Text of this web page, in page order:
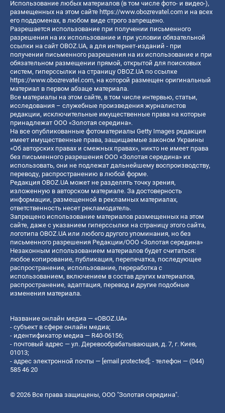
Использование любых материалов (в том числе фото- и видео-),
размещенных на этом сайте https://www.obozrevatel.com и на всех
его поддоменах, в любом виде строго запрещено.
Разрешается использование при получении письменного
разрешения на их использование и при условии обязательной
ссылки на сайт OBOZ.UA, а для интернет-изданий - при
получении письменного разрешения на их использование и при
обязательном размещении прямой, открытой для поисковых
систем, гиперссылки на страницу OBOZ.UA по ссылке
https://www.obozrevatel.com, на которой размещен оригинальный
материал в первом абзаце материала.
Все материалы на этом сайте, в том числе интервью, статьи,
исследования – служебные произведения журналистов
редакции, исключительные имущественные права на которые
принадлежат ООО «Золотая середина».
На все опубликованные фотоматериалы Getty Images редакция
имеет имущественные права, защищаемые законом Украины
«Об авторских правах и смежных правах», никто не имеет права
без письменного разрешения ООО «Золотая середина» их
использовать, они не подлежат дальнейшему воспроизводству,
переводу, распространению в любой форме.
Редакция OBOZ.UA может не разделять точку зрения,
изложенную в авторском материале. За достоверность
информации, размещенной в рекламных материалах,
ответственность несет рекламодатель.
Запрещено использование материалов размещенных на этом
сайте, даже с указанием гиперссылки на страницу этого сайта,
логотипа OBOZ.UA или любого другого упоминания, но без
письменного разрешения Редакции/ООО «Золотая середина»
Незаконным использованием материалов будет считаться:
любое копирование, публикация, перепечатка, последующее
распространение, использование, переработка с
использованием, включением в состав других материалов,
распространение, адаптация, перевод и другие подобные
изменения материала.
Название онлайн медиа — «OBOZ.UA»
- субъект в сфере онлайн медиа;
- идентификатор медиа — R40-06156;
- почтовый адрес — ул. Деревообрабатывающая, д. 7, г. Киев,
01013;
- адрес электронной почты — [email protected]; - телефон — (044)
585 46 20
© 2026 Все права защищены, ООО "Золотая середина".